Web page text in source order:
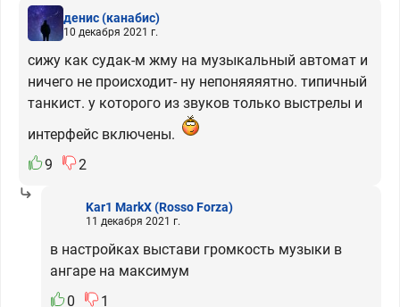
денис(канабис)
10 декабря 2021 г.
сижу как судак-м жму на музыкальный автомат и
ничего не происходит- ну непоняяяятно. типичный
танкист. у которого из звуков только выстрелы и
интерфейс включены.
9
2
Kar1 MarkX(Rosso Forza)
11 декабря 2021 г.
в настройках выстави громкость музыки в
ангаре на максимум
0
1